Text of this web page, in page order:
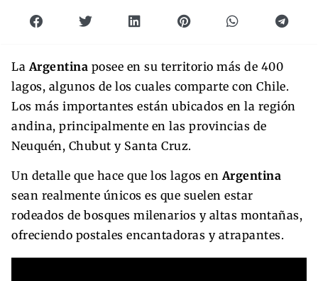
La Argentina posee en su territorio más de 400
lagos, algunos de los cuales comparte con Chile.
Los más importantes están ubicados en la región
andina, principalmente en las provincias de
Neuquén, Chubut y Santa Cruz.
Un detalle que hace que los lagos en Argentina
sean realmente únicos es que suelen estar
rodeados de bosques milenarios y altas montañas,
ofreciendo postales encantadoras y atrapantes.